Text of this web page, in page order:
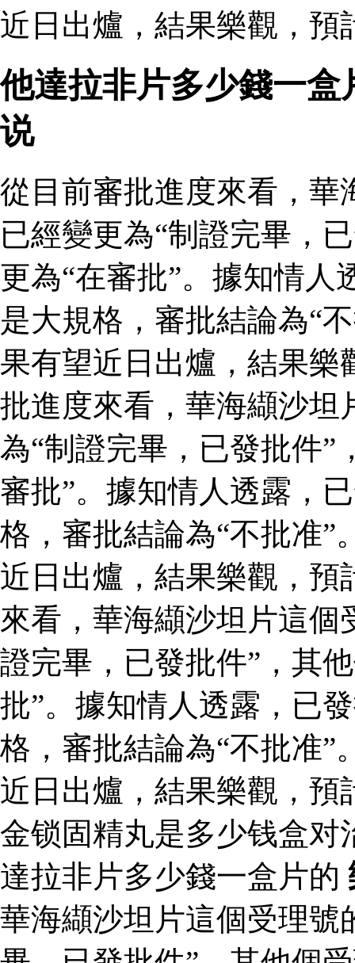
近日出爐，結果樂觀，預
他達拉非片多少錢一
说
從目前審批進度來看，華
已經變更為“制證完畢，
更為“在審批”。據知情
是大規格，審批結論為“
果有望近日出爐，結果樂
批進度來看，華海纈沙坦
為“制證完畢，已發批件”
審批”。據知情人透露，
格，審批結論為“不批准”
近日出爐，結果樂觀，預
來看，華海纈沙坦片這個
證完畢，已發批件”，其
批”。據知情人透露，已
格，審批結論為“不批准”
近日出爐，結果樂觀，
金锁固精丸是多少钱盒
達拉非片多少錢一盒片的
華海纈沙坦片這個受理號